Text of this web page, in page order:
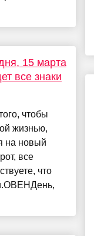
15 марта
все знаки
чтобы
жизнью,
на новый
все
что